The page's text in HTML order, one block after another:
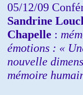
05/12/09
Sandrine
Chapelle :
émotions : «
nouvelle
mémoire